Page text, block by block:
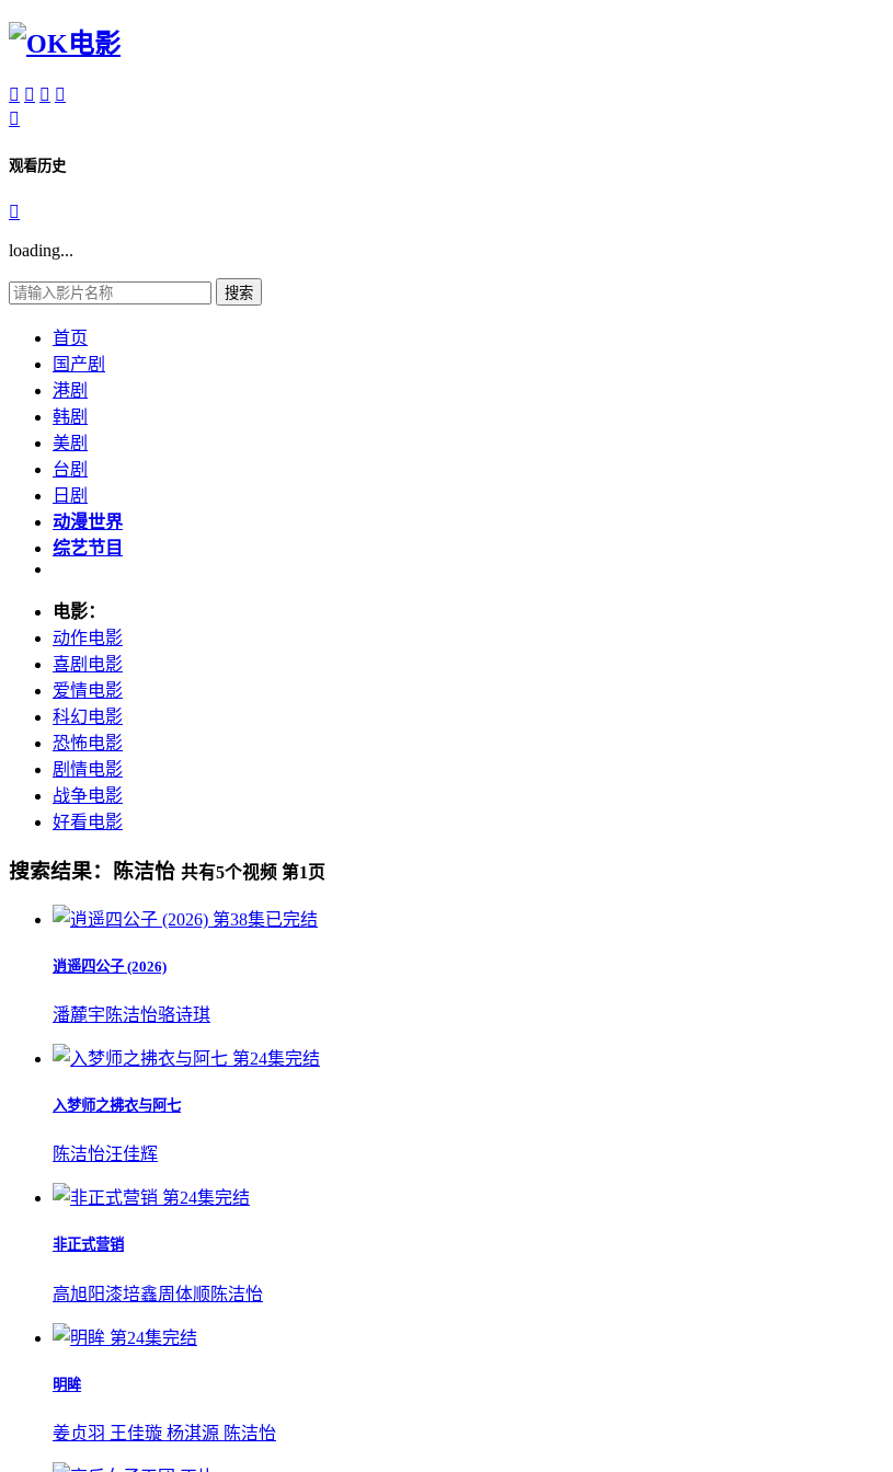
   

观看历史

loading...
搜索
首页
国产剧
港剧
韩剧
美剧
台剧
日剧
动漫世界
综艺节目
电影：
动作电影
喜剧电影
爱情电影
科幻电影
恐怖电影
剧情电影
战争电影
好看电影
搜索结果： 陈洁怡 共有5个视频 第1 页
第38集已完结
逍遥四公子 (2026)
潘麓宇 陈洁怡骆诗琪
第24集完结
入梦师之拂衣与阿七
陈洁怡汪佳辉
第24集完结
非正式营销
高旭阳漆培鑫周体顺陈洁怡
第24集完结
明眸
姜贞羽 王佳璇 杨淇源 陈洁怡